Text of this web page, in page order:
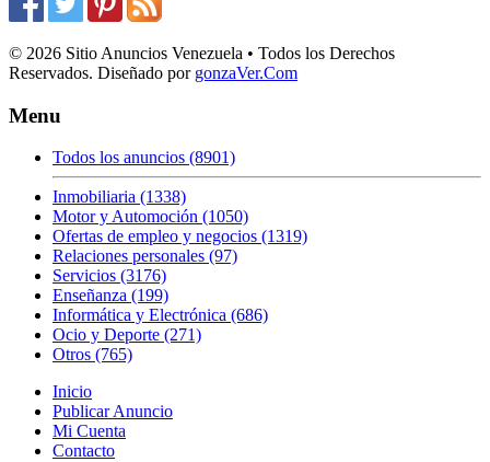
© 2026 Sitio Anuncios Venezuela • Todos los Derechos
Reservados. Diseñado por gonzaVer.Com
Menu
Todos los anuncios (8901)
Inmobiliaria (1338)
Motor y Automoción (1050)
Ofertas de empleo y negocios (1319)
Relaciones personales (97)
Servicios (3176)
Enseñanza (199)
Informática y Electrónica (686)
Ocio y Deporte (271)
Otros (765)
Inicio
Publicar Anuncio
Mi Cuenta
Contacto